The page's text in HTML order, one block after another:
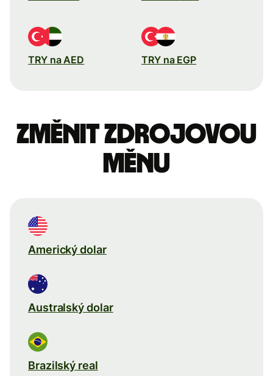
TRY na AED TRY na EGP
Změnit zdrojovou
měnu
Americký dolar
Australský dolar
Brazilský real